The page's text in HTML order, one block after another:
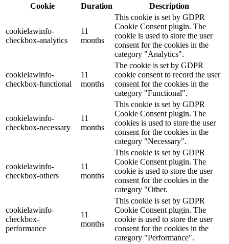
Cookie
Duration Description
cookielawinfo-
checkbox-analytics
11
months
This cookie is set by GDPR
Cookie Consent plugin. The
cookie is used to store the user
consent for the cookies in the
category "Analytics".
cookielawinfo-
checkbox-functional
11
months
The cookie is set by GDPR
cookie consent to record the user
consent for the cookies in the
category "Functional".
cookielawinfo-
checkbox-necessary
11
months
This cookie is set by GDPR
Cookie Consent plugin. The
cookies is used to store the user
consent for the cookies in the
category "Necessary".
cookielawinfo-
checkbox-others
11
months
This cookie is set by GDPR
Cookie Consent plugin. The
cookie is used to store the user
consent for the cookies in the
category "Other.
cookielawinfo-
checkbox-
performance
11
months
This cookie is set by GDPR
Cookie Consent plugin. The
cookie is used to store the user
consent for the cookies in the
category "Performance".